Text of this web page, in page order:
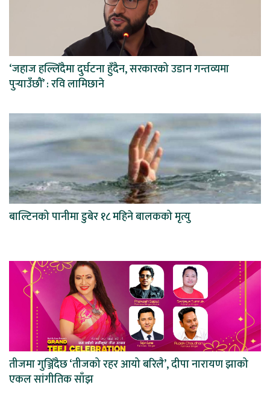
‘जहाज हल्लिँदैमा दुर्घटना हुँदैन, सरकारको उडान गन्तव्यमा
पुर्‍याउँछौं’ : रवि लामिछाने
बाल्टिनको पानीमा डुबेर १८ महिने बालकको मृत्यु
तीजमा गुञ्जिँदैछ ‘तीजको रहर आयो बरिलै’, दीपा नारायण झाको
एकल सांगीतिक साँझ